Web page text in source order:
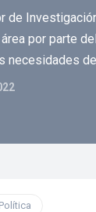
de
por parte
necesidades
Política